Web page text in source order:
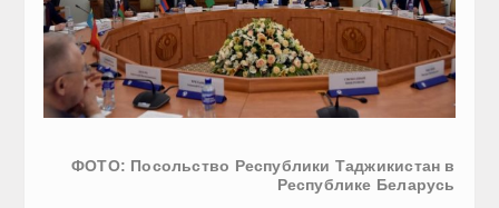
ФОТО: Посольство Республики Таджикистан в
Республике Беларусь